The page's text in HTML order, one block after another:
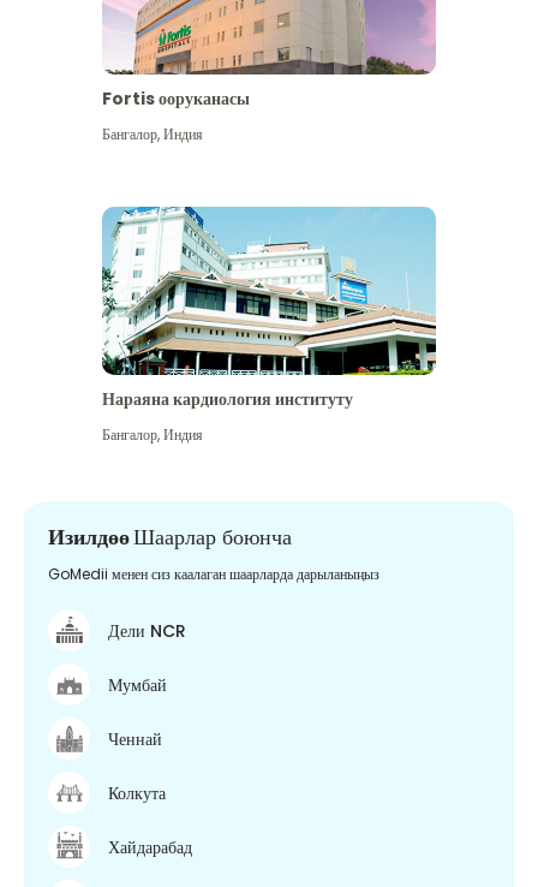
Fortis ооруканасы
Бангалор,Индия
Нараяна кардиология институту
Бангалор,Индия
ИзилдөөШаарлар боюнча
GoMedii менен сиз каалаган шаарларда дарыланыңыз
Дели NCR
Мумбай
Ченнай
Колкута
Хайдарабад